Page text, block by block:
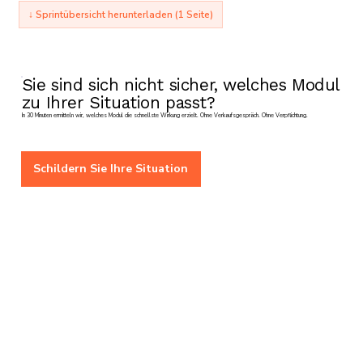
↓ Sprintübersicht herunterladen (1 Seite)
Sie sind sich nicht sicher, welches Modul
zu Ihrer Situation passt?
In 30 Minuten ermitteln wir, welches Modul die schnellste Wirkung erzielt. Ohne Verkaufsgespräch. Ohne Verpflichtung.
Schildern Sie Ihre Situation